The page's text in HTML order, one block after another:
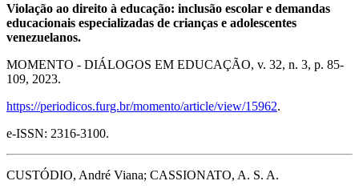
Violação ao direito à educação: inclusão escolar e demandas
educacionais especializadas de crianças e adolescentes
venezuelanos.
MOMENTO - DIÁLOGOS EM EDUCAÇÃO, v. 32, n. 3, p. 85-
109, 2023.
https://periodicos.furg.br/momento/article/view/15962.
e-ISSN: 2316-3100.
CUSTÓDIO, André Viana; CASSIONATO, A. S. A.